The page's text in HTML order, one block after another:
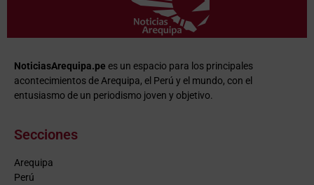
NoticiasArequipa.pe es un espacio para los principales
acontecimientos de Arequipa, el Perú y el mundo, con el
entusiasmo de un periodismo joven y objetivo.
Secciones
Arequipa
Perú